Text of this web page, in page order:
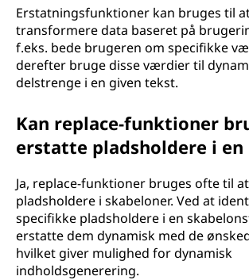
Erstatningsfunktioner kan bruges til
transformere data baseret på
f.eks. bede brugeren om specifikke
derefter bruge disse værdier til
delstrenge i en given tekst.
Kan replace-funktioner
erstatte pladsholdere i en
Ja, replace-funktioner bruges ofte til
pladsholdere i skabeloner. Ved at
specifikke pladsholdere i en
erstatte dem dynamisk med de
hvilket giver mulighed for dynamisk
indholdsgenerering.